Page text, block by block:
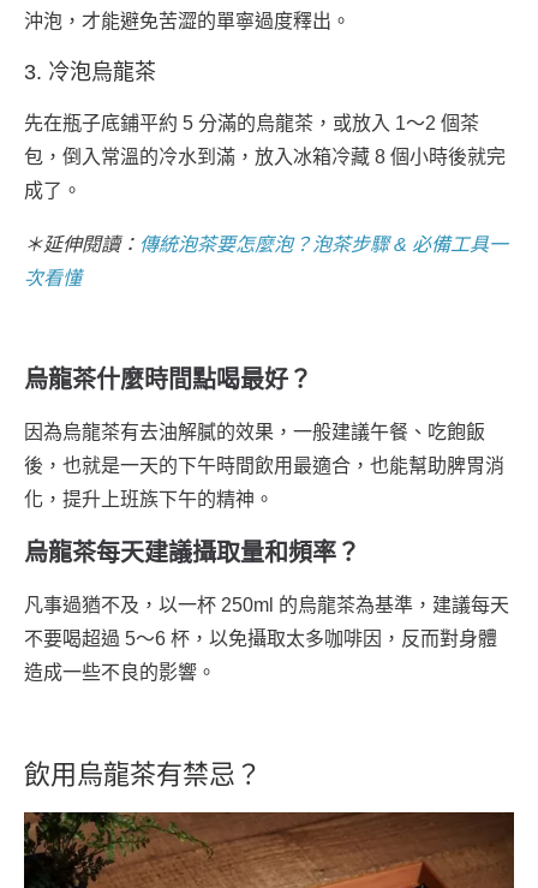
沖泡，才能避免苦澀的單寧過度釋出。
3. 冷泡烏龍茶
先在瓶子底鋪平約 5 分滿的烏龍茶，或放入 1～2 個茶
包，倒入常溫的冷水到滿，放入冰箱冷藏 8 個小時後就完
成了。
＊延伸閱讀： 傳統泡茶要怎麼泡？泡茶步驟 & 必備工具一
次看懂
烏龍茶什麼時間點喝最好？
因為烏龍茶有去油解膩的效果，一般建議午餐、吃飽飯
後，也就是一天的下午時間飲用最適合，也能幫助脾胃消
化，提升上班族下午的精神。
烏龍茶每天建議攝取量和頻率？
凡事過猶不及，以一杯 250ml 的烏龍茶為基準，建議每天
不要喝超過 5～6 杯，以免攝取太多咖啡因，反而對身體
造成一些不良的影響。
飲用烏龍茶有禁忌？